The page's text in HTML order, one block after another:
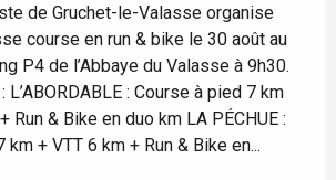
de Gruchet-le-Valasse organise
course en run & bike le 30 août au
P4 de l’Abbaye du Valasse à 9h30.
: Course à pied 7 km
Run & Bike en duo km LA PÉCHUE :
+ VTT 6 km + Run & Bike en...